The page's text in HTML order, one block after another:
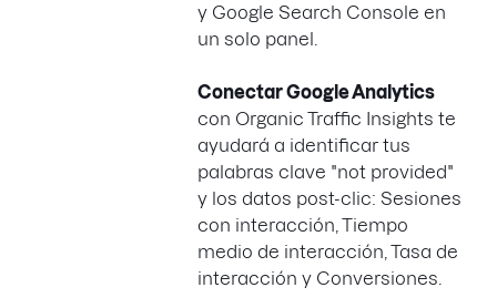
y Google Search Console en
un solo panel.
Conectar Google Analytics
con Organic Traffic Insights te
ayudará a identificar tus
palabras clave "not provided"
y los datos post-clic: Sesiones
con interacción, Tiempo
medio de interacción, Tasa de
interacción y Conversiones.